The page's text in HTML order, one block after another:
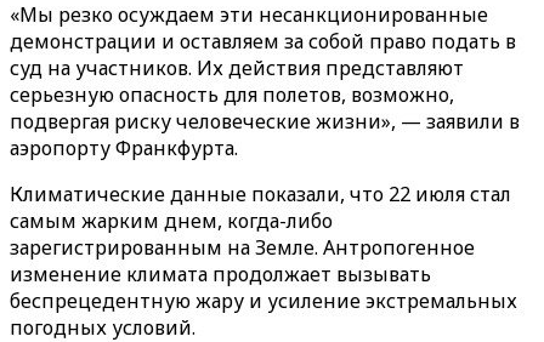
«Мы резко осуждаем эти несанкционированные
демонстрации и оставляем за собой право подать в
суд на участников. Их действия представляют
серьезную опасность для полетов, возможно,
подвергая риску человеческие жизни», — заявили в
аэропорту Франкфурта.
Климатические данные показали, что 22 июля стал
самым жарким днем, когда-либо
зарегистрированным на Земле. Антропогенное
изменение климата продолжает вызывать
беспрецедентную жару и усиление экстремальных
погодных условий.